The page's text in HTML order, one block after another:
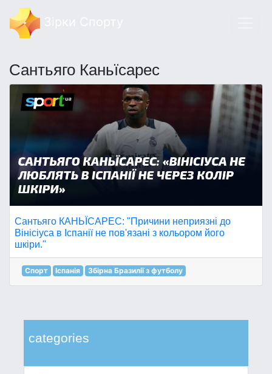
Сантьяго Каньїсарес
categories
Сантьяго КАНЬЇСАРЕС: "Причини неприязні до
Вінісіуса в Іспанії не пов'язані з кольором його
шкіри."
Спорт Іспанія Збірна Бразилії з футболу